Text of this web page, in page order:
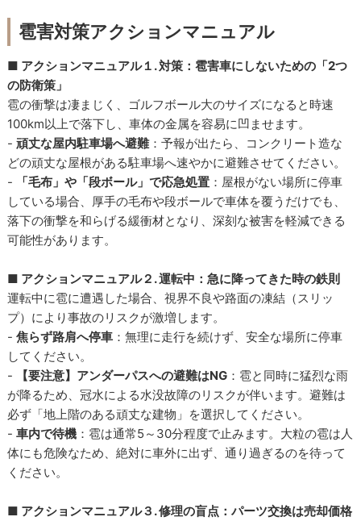
雹害対策アクションマニュアル
■ アクションマニュアル１. 対策：雹害車にしないための「2つ
の防衛策」
雹の衝撃は凄まじく、ゴルフボール大のサイズになると時速
100km以上で落下し、車体の金属を容易に凹ませます。
-頑丈な屋内駐車場へ避難：予報が出たら、コンクリート造な
どの頑丈な屋根がある駐車場へ速やかに避難させてください。
-
「毛布」や「段ボール」で応急処置 ：屋根がない場所に停車
している場合、厚手の毛布や段ボールで車体を覆うだけでも、
落下の衝撃を和らげる緩衝材となり、深刻な被害を軽減できる
可能性があります。
■ アクションマニュアル２. 運転中：急に降ってきた時の鉄則
運転中に雹に遭遇した場合、視界不良や路面の凍結（スリッ
プ）により事故のリスクが激増します。
-焦らず路肩へ停車 ：無理に走行を続けず、安全な場所に停車
してください。
-
【要注意】アンダーパスへの避難はNG ：雹と同時に猛烈な雨
が降るため、冠水による水没故障のリスクが伴います。避難は
必ず「地上階のある頑丈な建物」を選択してください。
-車内で待機 ：雹は通常5～30分程度で止みます。大粒の雹は人
体にも危険なため、絶対に車外に出ず、通り過ぎるのを待って
ください。
■ アクションマニュアル３. 修理の盲点：パーツ交換は売却価格